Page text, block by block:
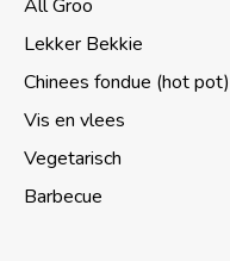
All Groo
Lekker Bekkie
Chinees fondue (hot pot)
Vis en vlees
Vegetarisch
Barbecue